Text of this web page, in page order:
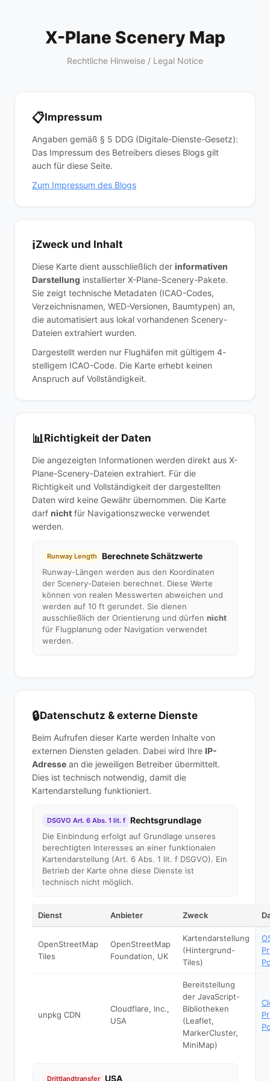
X-Plane Scenery Map
Rechtliche Hinweise / Legal Notice
📋Impressum
Angaben gemäß § 5 DDG (Digitale-Dienste-Gesetz):
Das Impressum des Betreibers dieses Blogs gilt
auch für diese Seite.
Zum Impressum des Blogs
ℹZweck und Inhalt
Diese Karte dient ausschließlich der informativen
Darstellung installierter X-Plane-Scenery-Pakete.
Sie zeigt technische Metadaten (ICAO-Codes,
Verzeichnisnamen, WED-Versionen, Baumtypen) an,
die automatisiert aus lokal vorhandenen Scenery-
Dateien extrahiert wurden.
Dargestellt werden nur Flughäfen mit gültigem 4-
stelligem ICAO-Code. Die Karte erhebt keinen
Anspruch auf Vollständigkeit.
📊Richtigkeit der Daten
Die angezeigten Informationen werden direkt aus X-
Plane-Scenery-Dateien extrahiert. Für die
Richtigkeit und Vollständigkeit der dargestellten
Daten wird keine Gewähr übernommen. Die Karte
darf nicht für Navigationszwecke verwendet
werden.
Runway Length Berechnete Schätzwerte
Runway-Längen werden aus den Koordinaten
der Scenery-Dateien berechnet. Diese Werte
können von realen Messwerten abweichen und
werden auf 10 ft gerundet. Sie dienen
ausschließlich der Orientierung und dürfen nicht
für Flugplanung oder Navigation verwendet
werden.
🔒Datenschutz & externe Dienste
Beim Aufrufen dieser Karte werden Inhalte von
externen Diensten geladen. Dabei wird Ihre IP-
Adresse an die jeweiligen Betreiber übermittelt.
Dies ist technisch notwendig, damit die
Kartendarstellung funktioniert.
DSGVO Art. 6 Abs. 1 lit. f Rechtsgrundlage
Die Einbindung erfolgt auf Grundlage unseres
berechtigten Interesses an einer funktionalen
Kartendarstellung (Art. 6 Abs. 1 lit. f DSGVO). Ein
Betrieb der Karte ohne diese Dienste ist
technisch nicht möglich.
Dienst Anbieter Zweck
OpenStreetMap
Tiles
OpenStreetMap
Foundation, UK
Kartendarstellung
(Hintergrund-
Tiles)
unpkg CDN
Cloudflare, Inc.,
USA
Bereitstellung
der JavaScript-
Bibliotheken
(Leaflet,
MarkerCluster,
MiniMap)
Drittlandtransfer USA